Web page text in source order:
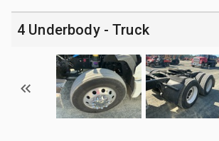
4 Underbody - Truck